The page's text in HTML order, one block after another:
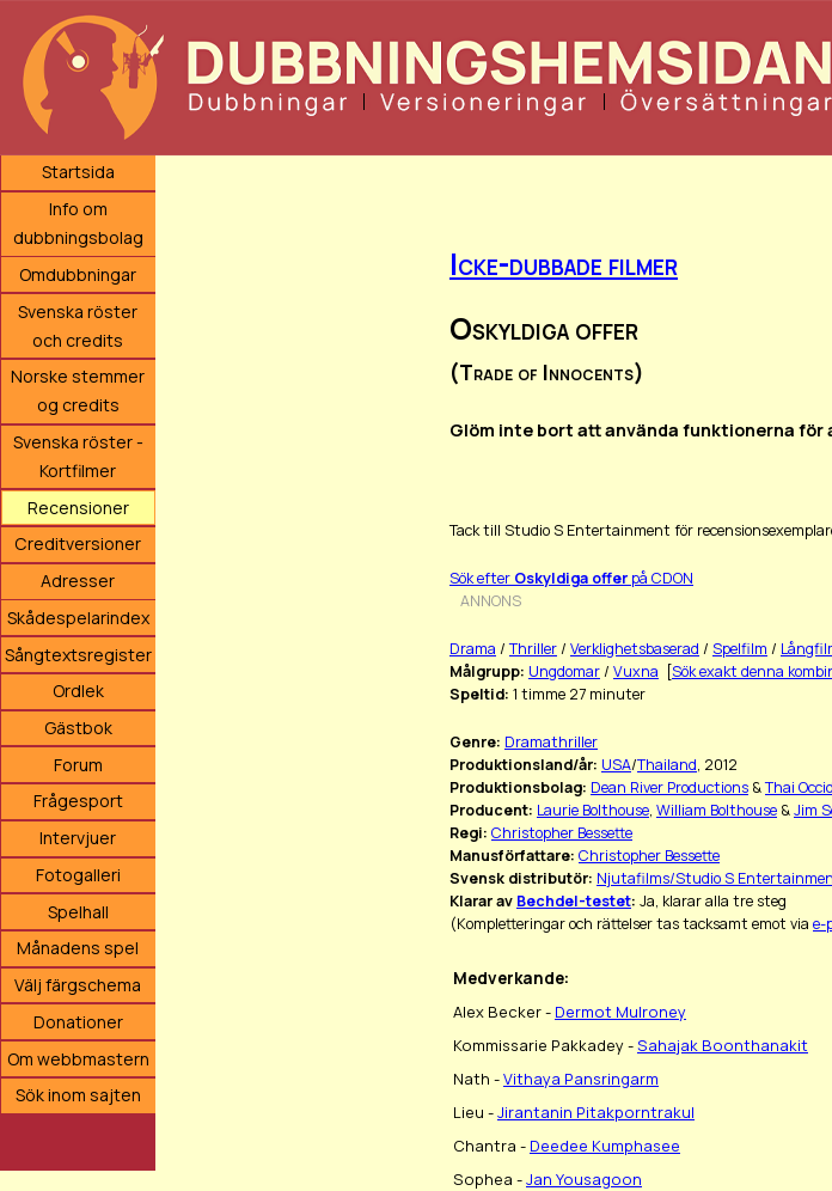
Startsida
Info om
dubbningsbolag
Omdubbningar
Svenska röster
och credits
Norske stemmer
og credits
Svenska röster -
Kortfilmer
Recensioner
Creditversioner
Adresser
Skådespelarindex
Sångtextsregister
Ordlek
Gästbok
Forum
Frågesport
Intervjuer
Fotogalleri
Spelhall
Månadens spel
Välj färgschema
Donationer
Om webbmastern
Sök inom sajten
Icke-dubbade filmer
Oskyldiga offer
(Trade of Innocents)
Glöm inte bort att använda funktionerna för
Tack till Studio S Entertainment för
Sök efter Oskyldiga offer på CDON
ANNONS
Drama /Thriller/ Verklighetsbaserad / Spelfilm /
Målgrupp: Ungdomar/ Vuxna [Sök exakt denna
Speltid: 1 timme 27 minuter
Genre: Dramathriller
Produktionsland/år: USA/Thailand, 2012
Produktionsbolag: Dean River Productions &Thai
Producent: Laurie Bolthouse, William Bolthouse &Jim
Regi: Christopher Bessette
Manusförfattare: Christopher Bessette
Svensk distributör: Njutafilms/Studio S
Klarar av Bechdel-testet: Ja, klarar alla tre steg
(Kompletteringar och rättelser tas tacksamt emot via e-
Medverkande:
Alex Becker - Dermot Mulroney
Kommissarie Pakkadey -Sahajak Boonthanakit
Nath -Vithaya Pansringarm
Lieu -Jirantanin Pitakporntrakul
Chantra - Deedee Kumphasee
Sophea -Jan Yousagoon